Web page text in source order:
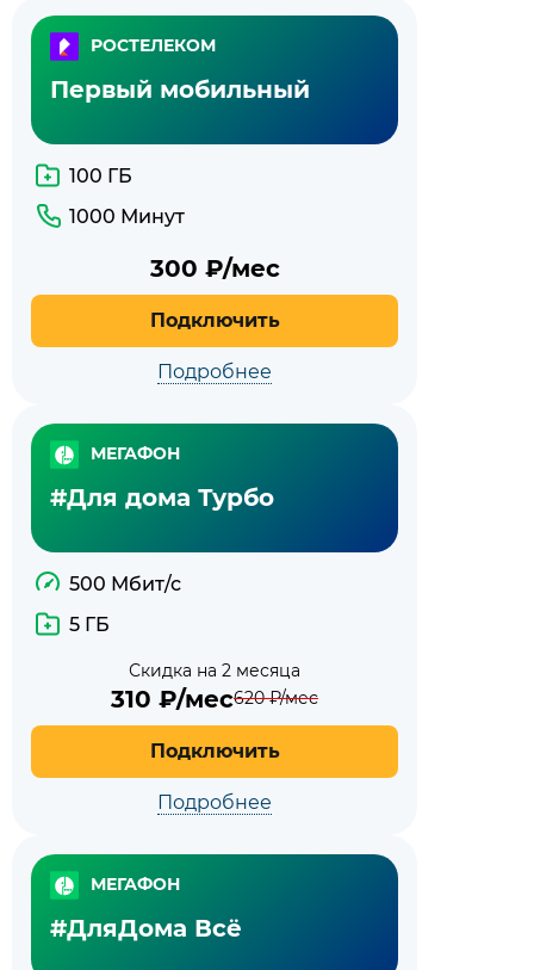
РОСТЕЛЕКОМ
Первый мобильный
100 ГБ
1000 Минут
300 ₽/мес
Подключить
Подробнее
МЕГАФОН
#Для дома Турбо
500 Мбит/с
5 ГБ
Скидка на 2 месяца
310 ₽/мес620₽/мес
Подключить
Подробнее
МЕГАФОН
#ДляДома Всё